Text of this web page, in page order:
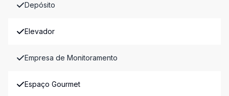
Depósito
Elevador
Empresa de Monitoramento
Espaço Gourmet